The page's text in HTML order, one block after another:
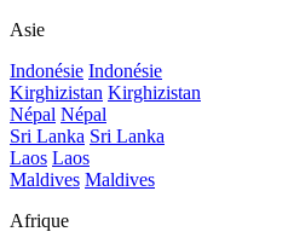
Asie
Indonésie Indonésie
Kirghizistan Kirghizistan
Népal Népal
Sri Lanka Sri Lanka
Laos Laos
Maldives Maldives
Afrique